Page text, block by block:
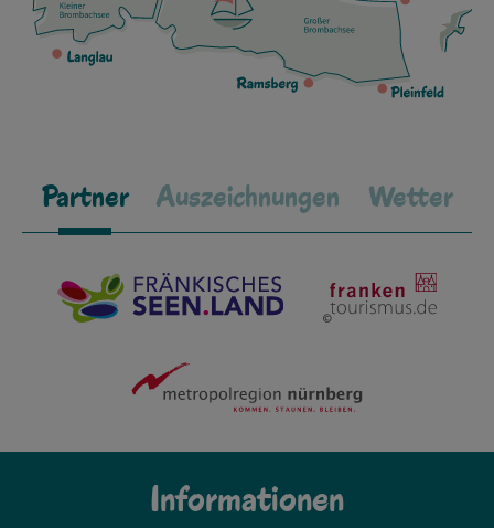
Partner Auszeichnungen Wetter
Informationen